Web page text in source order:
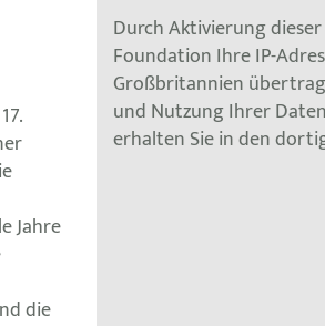
Jahre
die
Durch Aktivierung
Foundation Ihre IP-
Großbritannien
und Nutzung Ihrer
erhalten Sie in den